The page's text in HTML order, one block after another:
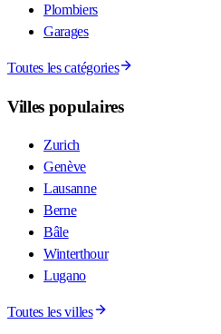
Plombiers
Garages
Toutes les catégories
Villes populaires
Zurich
Genève
Lausanne
Berne
Bâle
Winterthour
Lugano
Toutes les villes